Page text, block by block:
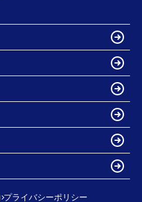
プライバシーポリシー